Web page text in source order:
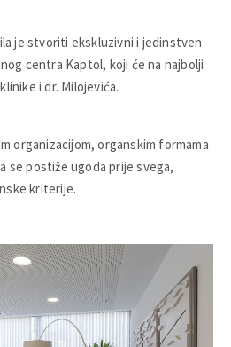
je stvoriti ekskluzivni i jedinstven
centra Kaptol, koji će na najbolji
i dr. Milojevića.
organizacijom, organskim formama
se postiže ugoda prije svega,
kriterije.